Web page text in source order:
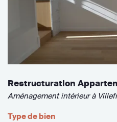
Restructuration
Aménagement intérieur à
Type de bien